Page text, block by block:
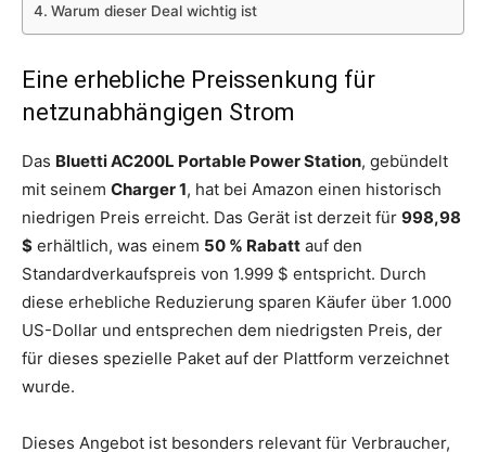
Warum dieser Deal wichtig ist
Eine erhebliche Preissenkung für
netzunabhängigen Strom
Das Bluetti AC200L Portable Power Station, gebündelt
mit seinem Charger 1, hat bei Amazon einen historisch
niedrigen Preis erreicht. Das Gerät ist derzeit für 998,98
$ erhältlich, was einem 50 % Rabatt auf den
Standardverkaufspreis von 1.999 $ entspricht. Durch
diese erhebliche Reduzierung sparen Käufer über 1.000
US-Dollar und entsprechen dem niedrigsten Preis, der
für dieses spezielle Paket auf der Plattform verzeichnet
wurde.
Dieses Angebot ist besonders relevant für Verbraucher,